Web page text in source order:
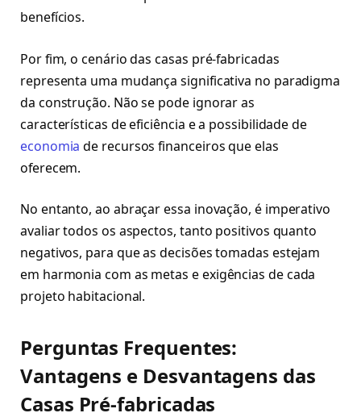
benefícios.
Por fim, o cenário das casas pré-fabricadas
representa uma mudança significativa no paradigma
da construção. Não se pode ignorar as
características de eficiência e a possibilidade de
economia de recursos financeiros que elas
oferecem.
No entanto, ao abraçar essa inovação, é imperativo
avaliar todos os aspectos, tanto positivos quanto
negativos, para que as decisões tomadas estejam
em harmonia com as metas e exigências de cada
projeto habitacional.
Perguntas Frequentes:
Vantagens e Desvantagens das
Casas Pré-fabricadas